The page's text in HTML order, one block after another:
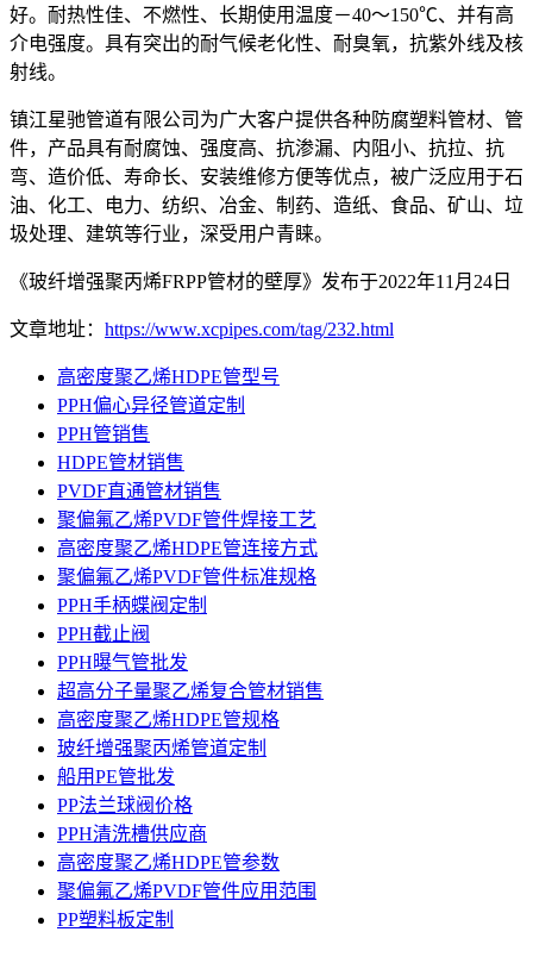
好。耐热性佳、不燃性、长期使用温度－40～150℃、并有高
介电强度。具有突出的耐气候老化性、耐臭氧，抗紫外线及核
射线。
镇江星驰管道有限公司为广大客户提供各种防腐塑料管材、管
件，产品具有耐腐蚀、强度高、抗渗漏、内阻小、抗拉、抗
弯、造价低、寿命长、安装维修方便等优点，被广泛应用于石
油、化工、电力、纺织、冶金、制药、造纸、食品、矿山、垃
圾处理、建筑等行业，深受用户青睐。
《玻纤增强聚丙烯FRPP管材的壁厚》发布于2022年11月24日
文章地址： https://www.xcpipes.com/tag/232.html
高密度聚乙烯HDPE管型号
PPH偏心异径管道定制
PPH管销售
HDPE管材销售
PVDF直通管材销售
聚偏氟乙烯PVDF管件焊接工艺
高密度聚乙烯HDPE管连接方式
聚偏氟乙烯PVDF管件标准规格
PPH手柄蝶阀定制
PPH截止阀
PPH曝气管批发
超高分子量聚乙烯复合管材销售
高密度聚乙烯HDPE管规格
玻纤增强聚丙烯管道定制
船用PE管批发
PP法兰球阀价格
PPH清洗槽供应商
高密度聚乙烯HDPE管参数
聚偏氟乙烯PVDF管件应用范围
PP塑料板定制